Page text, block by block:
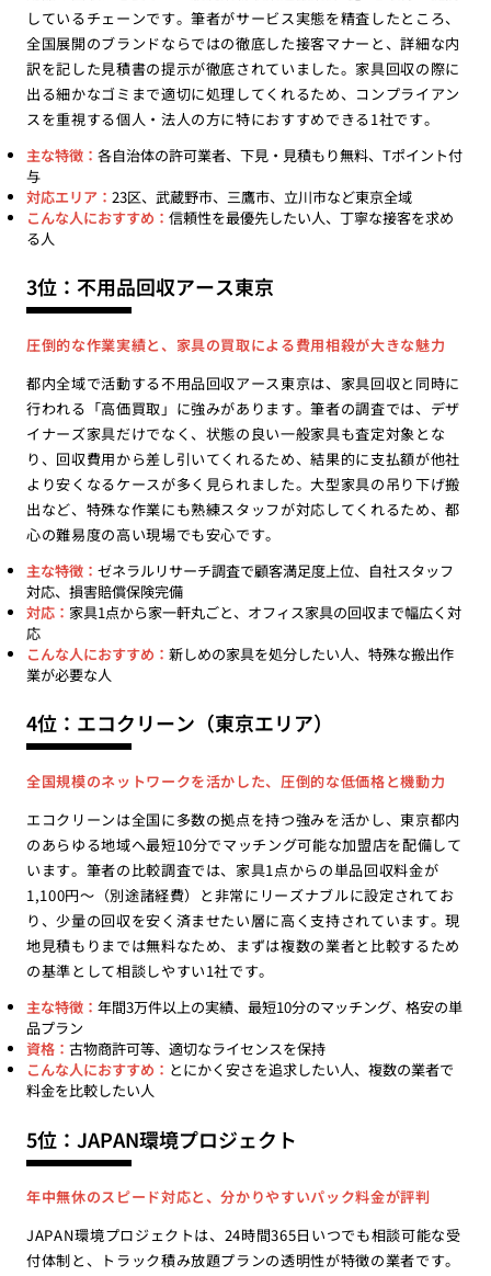
しているチェーンです。筆者がサービス実態を精査したところ、
全国展開のブランドならではの徹底した接客マナーと、詳細な内
訳を記した見積書の提示が徹底されていました。家具回収の際に
出る細かなゴミまで適切に処理してくれるため、コンプライアン
スを重視する個人・法人の方に特におすすめできる1社です。
主な特徴： 各自治体の許可業者、下見・見積もり無料、Tポイント付
与
対応エリア： 23区、武蔵野市、三鷹市、立川市など東京全域
こんな人におすすめ： 信頼性を最優先したい人、丁寧な接客を求め
る人
3位：不用品回収アース東京
圧倒的な作業実績と、家具の買取による費用相殺が大きな魅力
都内全域で活動する不用品回収アース東京は、家具回収と同時に
行われる「高価買取」に強みがあります。筆者の調査では、デザ
イナーズ家具だけでなく、状態の良い一般家具も査定対象とな
り、回収費用から差し引いてくれるため、結果的に支払額が他社
より安くなるケースが多く見られました。大型家具の吊り下げ搬
出など、特殊な作業にも熟練スタッフが対応してくれるため、都
心の難易度の高い現場でも安心です。
主な特徴： ゼネラルリサーチ調査で顧客満足度上位、自社スタッフ
対応、損害賠償保険完備
対応： 家具1点から家一軒丸ごと、オフィス家具の回収まで幅広く対
応
こんな人におすすめ： 新しめの家具を処分したい人、特殊な搬出作
業が必要な人
4位：エコクリーン（東京エリア）
全国規模のネットワークを活かした、圧倒的な低価格と機動力
エコクリーンは全国に多数の拠点を持つ強みを活かし、東京都内
のあらゆる地域へ最短10分でマッチング可能な加盟店を配備して
います。筆者の比較調査では、家具1点からの単品回収料金が
1,100円〜（別途諸経費）と非常にリーズナブルに設定されてお
り、少量の回収を安く済ませたい層に高く支持されています。現
地見積もりまでは無料なため、まずは複数の業者と比較するため
の基準として相談しやすい1社です。
主な特徴： 年間3万件以上の実績、最短10分のマッチング、格安の単
品プラン
資格： 古物商許可等、適切なライセンスを保持
こんな人におすすめ： とにかく安さを追求したい人、複数の業者で
料金を比較したい人
5位：JAPAN環境プロジェクト
年中無休のスピード対応と、分かりやすいパック料金が評判
JAPAN環境プロジェクトは、24時間365日いつでも相談可能な受
付体制と、トラック積み放題プランの透明性が特徴の業者です。